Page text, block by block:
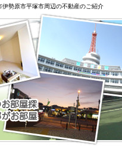
勢原市平塚市周辺の不動産のご紹介